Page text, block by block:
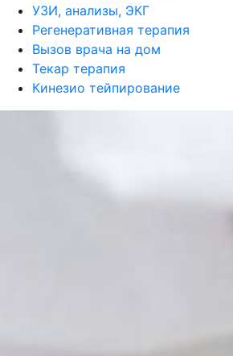
УЗИ, анализы, ЭКГ
Регенеративная терапия
Вызов врача на дом
Текар терапия
Кинезио тейпирование